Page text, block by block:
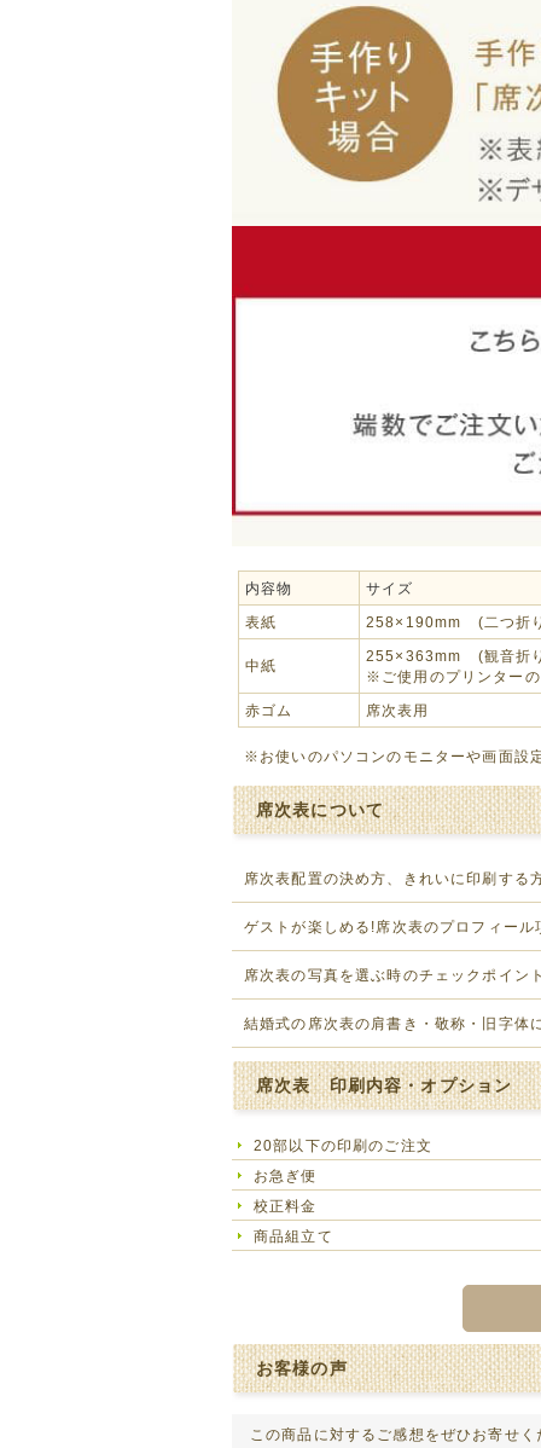
内容物 サイズ
表紙 258×190mm (二つ折
中紙
255×363mm (観音折
※ご使用のプリンター
赤ゴム 席次表用
※お使いのパソコンのモニターや画面設
席次表について
席次表配置の決め方、きれいに印刷する
ゲストが楽しめる!席次表のプロフィール
席次表の写真を選ぶ時のチェックポイン
結婚式の席次表の肩書き・敬称・旧字体
席次表 印刷内容・オプション
20部以下の印刷のご注文
お急ぎ便
校正料金
商品組立て
お客様の声
この商品に対するご感想をぜひお寄せく